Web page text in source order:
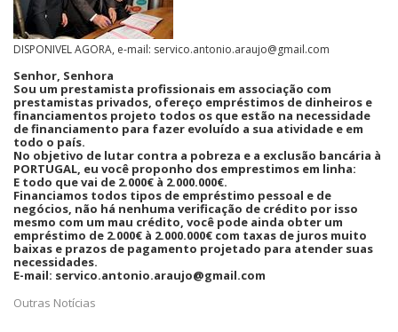
DISPONIVEL AGORA, e-mail: servico.antonio.araujo@gmail.com
Senhor, Senhora
Sou um prestamista profissionais em associação com
prestamistas privados, ofereço empréstimos de dinheiros e
financiamentos projeto todos os que estão na necessidade
de financiamento para fazer evoluído a sua atividade e em
todo o país.
No objetivo de lutar contra a pobreza e a exclusão bancária à
PORTUGAL, eu você proponho dos emprestimos em linha:
E todo que vai de 2.000€ à 2.000.000€.
Financiamos todos tipos de empréstimo pessoal e de
negócios, não há nenhuma verificação de crédito por isso
mesmo com um mau crédito, você pode ainda obter um
empréstimo de 2.000€ à 2.000.000€ com taxas de juros muito
baixas e prazos de pagamento projetado para atender suas
necessidades.
E-mail: servico.antonio.araujo@gmail.com
Outras Notícias